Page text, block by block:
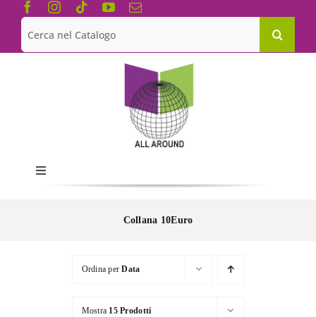
Salta
contenuto
Cerca
per:
Toggle
Navigation
Collana 10Euro
Ordina perData
Mostra 15 Prodotti